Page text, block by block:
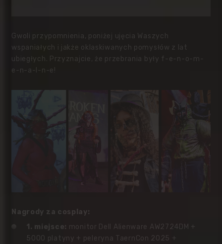
Gwoli przypomnienia, poniżej ujęcia Waszych
wspaniałych i jakże oklaskiwanych pomysłów z lat
ubiegłych. Przyznajcie, że przebrania były f-e-n-o-m-
e-n-a-l-n-e!
Nagrody za cosplay:
1. miejsce: monitor Dell Alienware AW2724DM +
5000 platyny + peleryna TaernCon 2025 +